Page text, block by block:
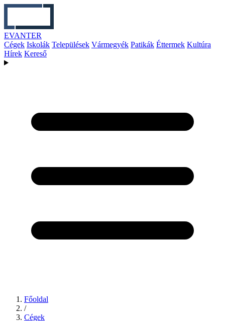
EVANTER
Cégek Iskolák Települések Vármegyék Patikák Éttermek Kultúra
Hírek Kereső
Főoldal
/
Cégek